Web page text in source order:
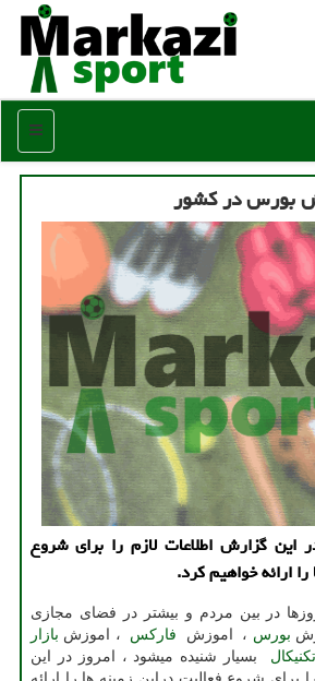
منو
بورس در کشور
این گزارش اطلاعات لازم را برای شروع
ارائه خواهیم کرد.
در بین مردم و بیشتر در فضای مجازی
بورس ، اموزش فارکس ، اموزش بازار
بسیار شنیده میشود ، امروز در این